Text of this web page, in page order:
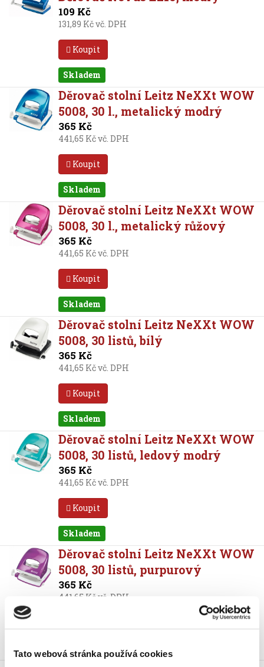
Tato webová stránka používá cookies
109 Kč
131,89 Kč vč. DPH
Koupit
Skladem
Děrovač stolní Leitz NeXXt WOW
5008, 30 l., metalický modrý
365 Kč
441,65 Kč vč. DPH
Koupit
Skladem
Děrovač stolní Leitz NeXXt WOW
5008, 30 l., metalický růžový
365 Kč
441,65 Kč vč. DPH
Koupit
Skladem
Děrovač stolní Leitz NeXXt WOW
5008, 30 listů, bílý
365 Kč
441,65 Kč vč. DPH
Koupit
Skladem
Děrovač stolní Leitz NeXXt WOW
5008, 30 listů, ledový modrý
365 Kč
441,65 Kč vč. DPH
Koupit
Skladem
Děrovač stolní Leitz NeXXt WOW
5008, 30 listů, purpurový
365 Kč
441,65 Kč vč. DPH
Skladem